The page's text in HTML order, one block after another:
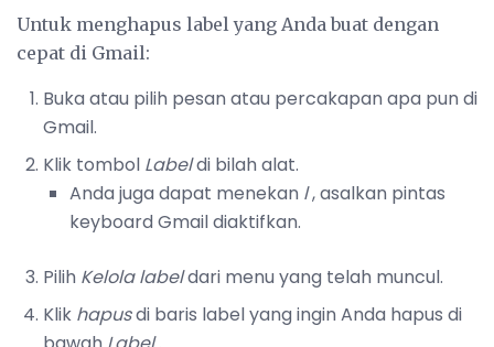
Untuk menghapus label yang Anda buat dengan
cepat di Gmail:
Buka atau pilih pesan atau percakapan apa pun di
Gmail.
Klik tombol Labeldi bilah alat.
Anda juga dapat menekan l, asalkan pintas
keyboard Gmail diaktifkan.
Pilih Kelola labeldari menu yang telah muncul.
Klik hapusdi baris label yang ingin Anda hapus di